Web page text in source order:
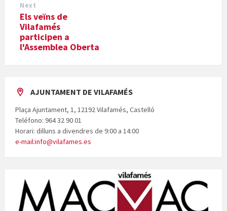
Next
Els veïns de
Vilafamés
participen a
l'Assemblea Oberta
AJUNTAMENT DE VILAFAMÉS
Plaça Ajuntament, 1, 12192 Vilafamés, Castelló
Teléfono: 964 32 90 01
Horari: dilluns a divendres de 9:00 a 14:00
e-mail:info@vilafames.es